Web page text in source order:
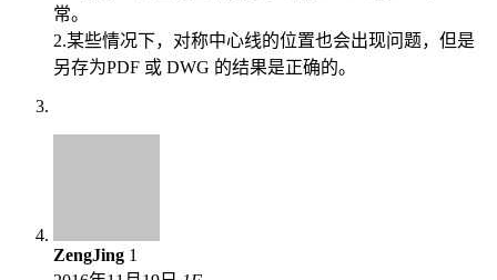
常。
2.某些情况下，对称中心线的位置也会出现问题，但是
另存为PDF 或 DWG 的结果是正确的。
ZengJing 1